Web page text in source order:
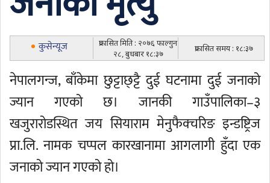
कुसेन्यूज
प्रकासित मिति : २०७६ फाल्गुन
२८, बुधबार १८:३७
प्रकासित समय : १८:३७
नेपालगन्ज, बाँकेमा छुट्टाछ्ट्टै दुई घटनामा दुई जनाको
ज्यान गएको छ। जानकी गाउँपालिका–३
खजुरारोडस्थित जय सियाराम मेनुफैक्चरिङ इन्डष्ट्रिज
प्रा.लि. नामक चप्पल कारखानामा आगलागी हुँदा एक
जनाको ज्यान गएको हो।